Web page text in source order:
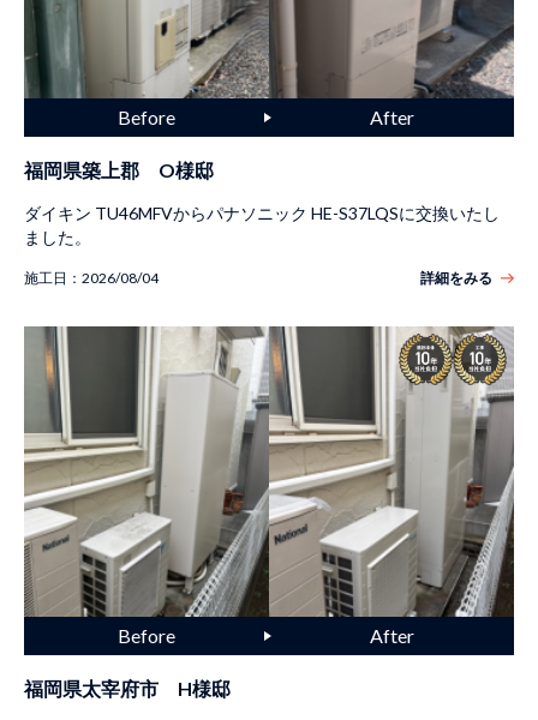
福岡県築上郡 O様邸
ダイキン TU46MFVからパナソニック HE-S37LQSに交換いたし
ました。
施工日： 2026/08/04 詳細をみる
福岡県太宰府市 H様邸